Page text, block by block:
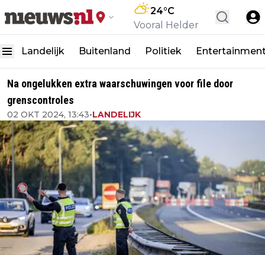
24°C
Vooral Helder
Landelijk Buitenland Politiek
Na ongelukken extra waarschuwingen voor file door
grenscontroles
02 OKT 2024, 13:43•LANDELIJK